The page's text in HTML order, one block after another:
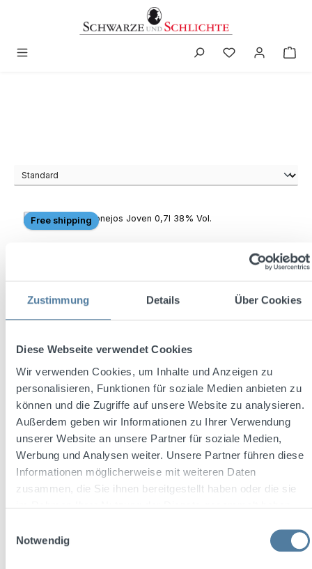
Zustimmung Details Über Cookies
Diese Webseite verwendet Cookies
Wir verwenden Cookies, um Inhalte und Anzeigen zu
personalisieren, Funktionen für soziale Medien anbieten zu
können und die Zugriffe auf unsere Website zu analysieren.
Außerdem geben wir Informationen zu Ihrer Verwendung
unserer Website an unsere Partner für soziale Medien,
Werbung und Analysen weiter. Unsere Partner führen diese
Informationen möglicherweise mit weiteren Daten
zusammen, die Sie ihnen bereitgestellt haben oder die sie
Notwendig
Free shipping
Mezcal 400 Conejos Joven 0,7l 38% Vol.
Content:0.7 Liter(€71.41 / 1 Liter)
Prices incl. VAT plus shipping costs